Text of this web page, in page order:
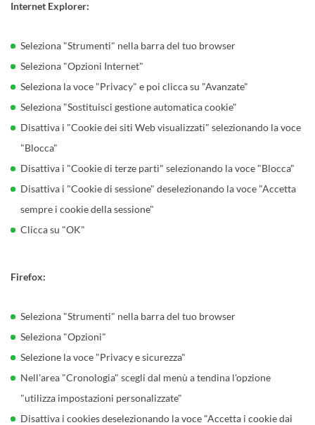
Internet Explorer:
Seleziona "Strumenti" nella barra del tuo browser
Seleziona "Opzioni Internet"
Seleziona la voce "Privacy" e poi clicca su "Avanzate"
Seleziona "Sostituisci gestione automatica cookie"
Disattiva i "Cookie dei siti Web visualizzati" selezionando la voce
"Blocca"
Disattiva i "Cookie di terze parti" selezionando la voce "Blocca"
Disattiva i "Cookie di sessione" deselezionando la voce "Accetta
sempre i cookie della sessione"
Clicca su "OK"
Firefox:
Seleziona "Strumenti" nella barra del tuo browser
Seleziona "Opzioni"
Selezione la voce "Privacy e sicurezza"
Nell'area "Cronologia" scegli dal menù a tendina l'opzione
"utilizza impostazioni personalizzate"
Disattiva i cookies deselezionando la voce "Accetta i cookie dai